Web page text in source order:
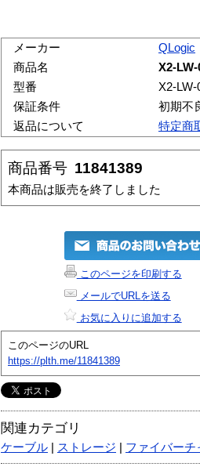
メーカー
QLogic
商品名
X2-LW-
型番
X2-LW-
保証条件
初期不
返品について
特定商
商品番号 11841389
本商品は販売を終了しました
このページを印刷する
メールでURLを送る
お気に入りに追加する
このページのURL
https://plth.me/11841389
関連カテゴリ
ケーブル ストレージ ファイバーチ